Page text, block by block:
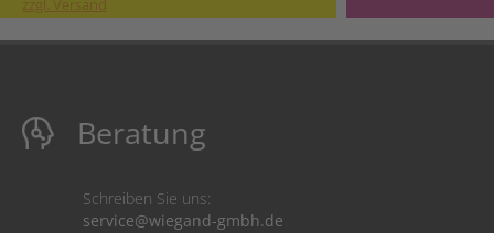
zzgl. Versand
Beratung
Schreiben Sie uns:
service@wiegand-gmbh.de